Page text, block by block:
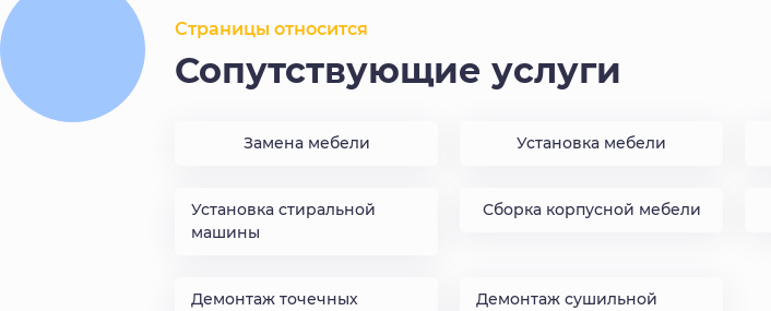
услуги по подключению бытовой
? Оставьте заявку в форме или
позвоните по телефону, обязательно поможем.
Страницы относится
Сопутствующие услуги
Замена мебели Установка мебели
Установка стиральной
машины
Сборка корпусной мебели
Демонтаж точечных
Демонтаж сушильной